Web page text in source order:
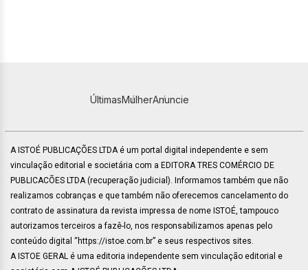
ÚltimasMulherAnuncie
A ISTOÉ PUBLICAÇÕES LTDA é um portal digital independente e sem
vinculação editorial e societária com a EDITORA TRES COMÉRCIO DE
PUBLICACÕES LTDA (recuperação judicial). Informamos também que não
realizamos cobranças e que também não oferecemos cancelamento do
contrato de assinatura da revista impressa de nome ISTOÉ, tampouco
autorizamos terceiros a fazê-lo, nos responsabilizamos apenas pelo
conteúdo digital “https://istoe.com.br” e seus respectivos sites.
A ISTOE GERAL é uma editoria independente sem vinculação editorial e